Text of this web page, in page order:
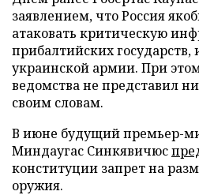
заявлением, что Россия
атаковать критическую
прибалтийских государств,
украинской армии. При
ведомства не представил
своим словам.
В июне будущий премьер-
Миндаугас Синкявичюс
конституции запрет на
оружия.